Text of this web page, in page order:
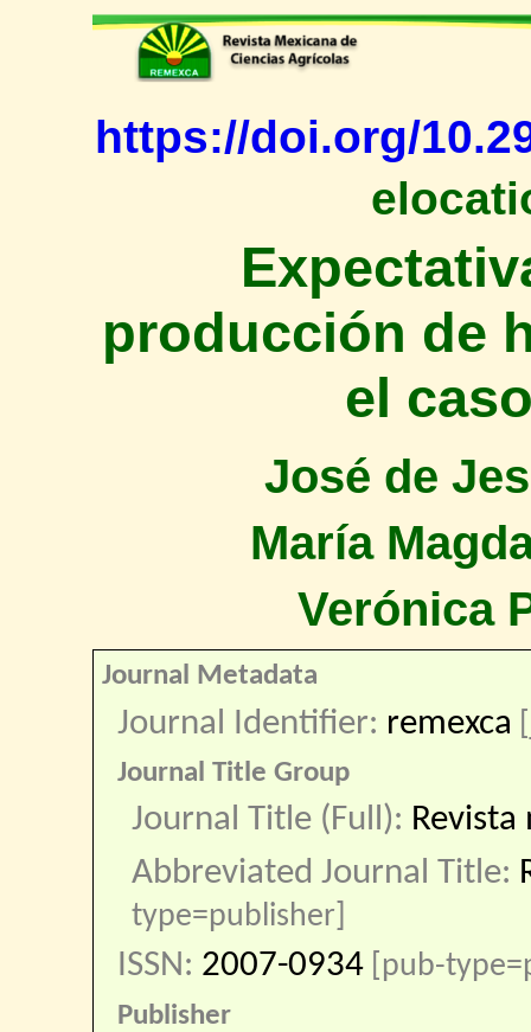
https://doi.org/
producción de
el
José de
María
Verónica
Journal Metadata
Journal Identifier: remexca
Journal Title Group
Journal Title (Full): Revista
Abbreviated Journal Title:
type=publisher]
ISSN: 2007-0934[pub-
Publisher